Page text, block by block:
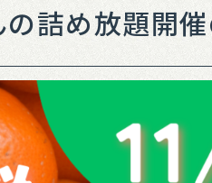
の詰め放題開